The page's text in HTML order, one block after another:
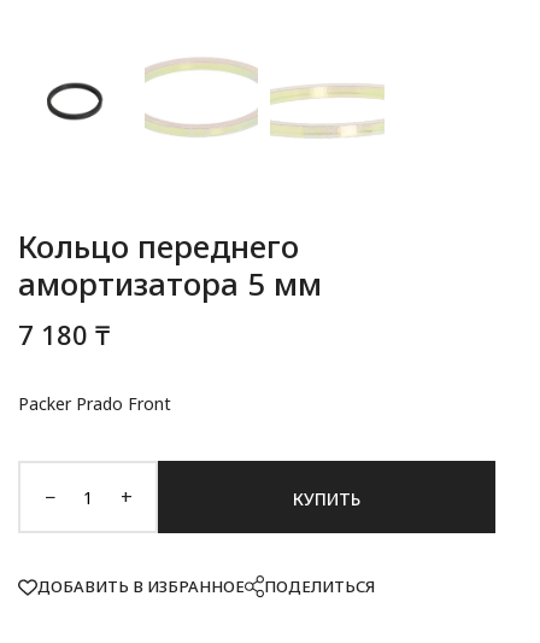
Кольцо переднего
амортизатора 5 мм
7 180 ₸
Packer Prado Front
− + КУПИТЬ
ДОБАВИТЬ В ИЗБРАННОЕ ПОДЕЛИТЬСЯ